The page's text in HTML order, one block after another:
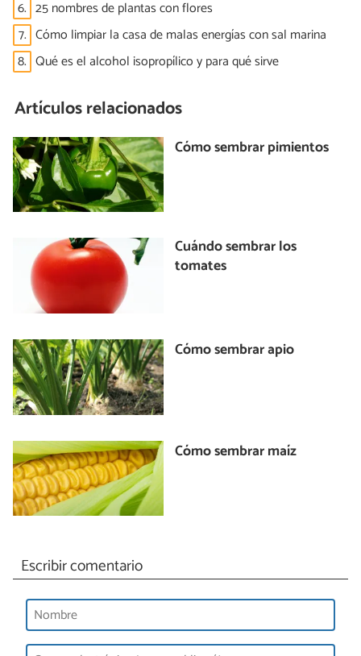
6. 25 nombres de plantas con flores
7. Cómo limpiar la casa de malas energías con sal marina
8. Qué es el alcohol isopropílico y para qué sirve
Artículos relacionados
Cómo sembrar pimientos
Cuándo sembrar los
tomates
Cómo sembrar apio
Cómo sembrar maíz
Escribir comentario